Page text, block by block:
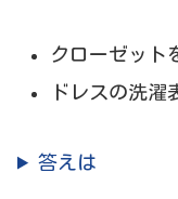
クローゼット
ドレスの洗濯
答えは